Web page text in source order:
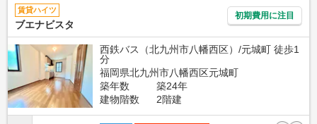
賃貸ハイツ
ブエナビスタ
初期費用に注目
西鉄バス（北九州市八幡西区）/元城町 徒歩1
分
福岡県北九州市八幡西区元城町
築年数
築24年
建物階数
2階建